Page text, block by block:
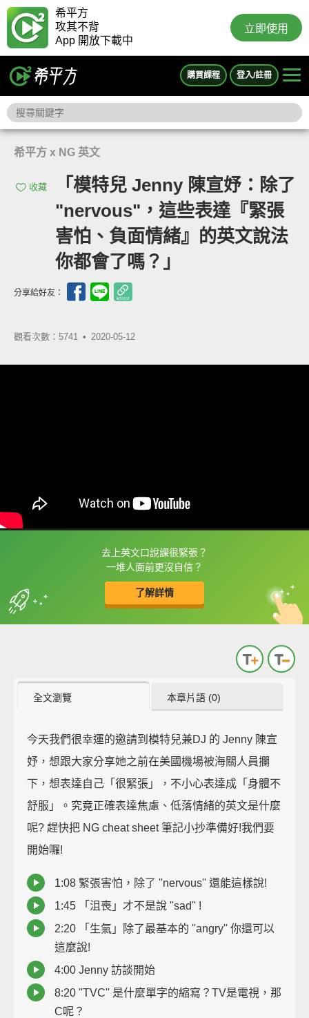
希平方
攻其不背
App 開放下載中
立即使用
購買課程 登入/註冊
希平方 x NG 英文
收藏
「模特兒 Jenny 陳宣妤：除了
"nervous"，這些表達『緊張
害怕、負面情緒』的英文說法
你都會了嗎？」
分享給好友：
觀看次數：5741 • 2020-05-12
去上英文口說課很緊張？
一堆人面前更沒自信？
了解詳情
框選或點兩下字幕可以直接查字典喔！
全文瀏覽 本章片語 (0)
今天我們很幸運的邀請到模特兒兼DJ 的 Jenny 陳宣
妤，想跟大家分享她之前在美國機場被海關人員攔
下，想表達自己「很緊張」，不小心表達成「身體不
舒服」。究竟正確表達焦慮、低落情緒的英文是什麼
呢? 趕快把 NG cheat sheet 筆記小抄準備好!我們要
開始囉!
1:08 緊張害怕，除了 ''nervous'' 還能這樣說!
1:45 「沮喪」才不是說 ''sad'' !
2:20 「生氣」除了最基本的 ''angry'' 你還可以
這麼說!
4:00 Jenny 訪談開始
8:20 ''TVC'' 是什麼單字的縮寫？TV是電視，那
C呢？